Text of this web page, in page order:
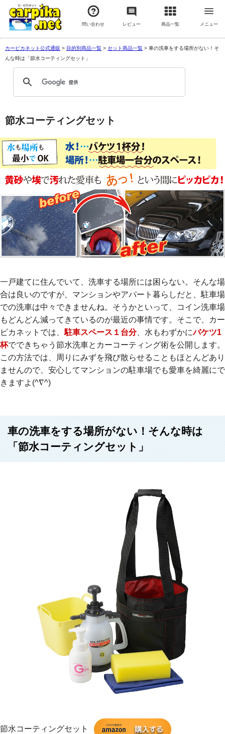
問い合わせ レビュー 商品一覧 メニュー
カーピカネット公式通販 > 目的別商品一覧 > セット商品一覧 > 車の洗車をする場所がない！そ
んな時は「節水コーティングセット」
節水コーティングセット
一戸建てに住んでいて、洗車する場所には困らない。そんな場
合は良いのですが、マンションやアパート暮らしだと、駐車場
での洗車は中々できませんね。そうかといって、コイン洗車場
もどんどん減ってきているのが最近の事情です。そこで、カー
ピカネットでは、 駐車スペース１台分、水もわずかにバケツ1
杯でできちゃう節水洗車とカーコーティング術を公開します。
この方法では、周りにみずを飛び散らせることもほとんどあり
ませんので、安心してマンションの駐車場でも愛車を綺麗にで
きますよ(^∇^)
車の洗車をする場所がない！そんな時は
「節水コーティングセット」
節水コーティングセット